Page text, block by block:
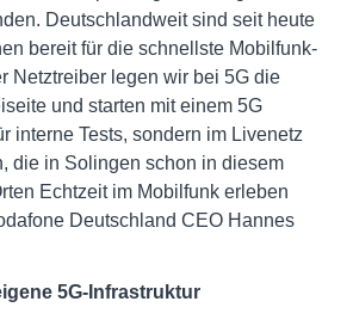
Deutschlandweit sind seit heute
bereit für die schnellste Mobilfunk-
Netztreiber legen wir bei 5G die
und starten mit einem 5G
interne Tests, sondern im Livenetz
die in Solingen schon in diesem
Echtzeit im Mobilfunk erleben
Deutschland CEO Hannes
5G-Infrastruktur